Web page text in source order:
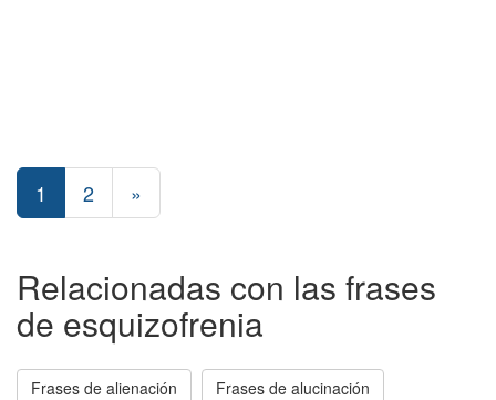
1 2 »
Relacionadas con las frases
de esquizofrenia
Frases de alienación Frases de alucinación